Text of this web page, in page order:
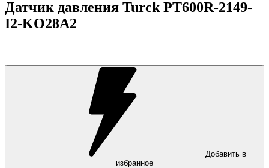
Датчик давления Turck PT600R-2149-
I2-KO28A2
Добавить в
избранное